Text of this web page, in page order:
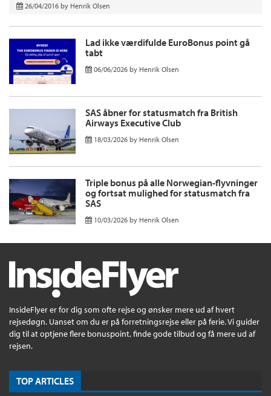
26/04/2016 by Henrik Olsen
Lad ikke værdifulde EuroBonus point gå
tabt
06/06/2026 by Henrik Olsen
SAS åbner for statusmatch fra British
Airways Executive Club
18/03/2026 by Henrik Olsen
Triple bonus på alle Norwegian-flyvninger
og fortsat mulighed for statusmatch fra
SAS
10/03/2026 by Henrik Olsen
InsideFlyer er for dig som ofte rejse og ønsker mere ud af hvert
rejsedøgn. Uanset om du er på forretningsrejse eller på ferie. Vi guider
dig til at optjene flere bonuspoint, finde gode tilbud og få mere ud af
rejsen.
TOP ARTICLES